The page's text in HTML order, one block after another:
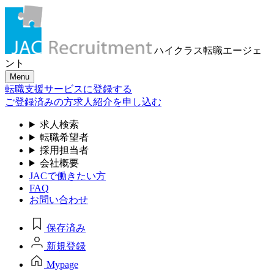
ハイクラス転職エージェ
ント
Menu
転職支援サービスに登録する
ご登録済みの方求人紹介を申し込む
求人検索
転職希望者
採用担当者
会社概要
JACで働きたい方
FAQ
お問い合わせ
保存済み
新規登録
Mypage